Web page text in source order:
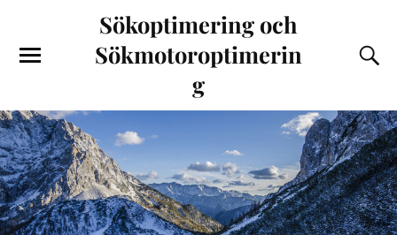
Sökoptimering och
Sökmotoroptimerin
g